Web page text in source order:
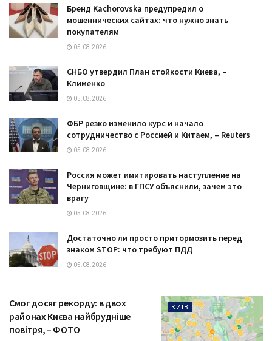
Бренд Kachorovska предупредил о
мошеннических сайтах: что нужно знать
покупателям
05.08.2026
СНБО утвердил План стойкости Киева, –
Клименко
05.08.2026
ФБР резко изменило курс и начало
сотрудничество с Россией и Китаем, – Reuters
05.08.2026
Россия может имитировать наступление на
Черниговщине: в ГПСУ объяснили, зачем это
врагу
05.08.2026
Достаточно ли просто притормозить перед
знаком STOP: что требуют ПДД
05.08.2026
КИЇВ
Смог досяг рекорду: в двох
районах Києва найбрудніше
повітря, – ФОТО